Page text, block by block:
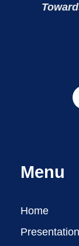
Menu
Home
Presentation